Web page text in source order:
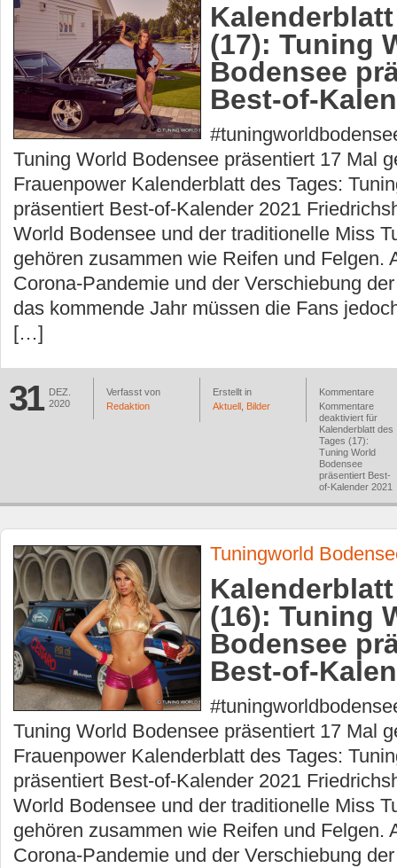
(17): Tuning
Bodensee
Best-of-
Tuning World Bodensee präsentiert 17 Mal
Frauenpower Kalenderblatt des Tages:
präsentiert Best-of-Kalender 2021
World Bodensee und der traditionelle Miss
gehören zusammen wie Reifen und Felgen.
Corona-Pandemie und der Verschiebung
das kommende Jahr müssen die Fans
[…]
31
DEZ.
2020
Verfasst von
Redaktion
Erstellt in
Aktuell Bilder
Kommentare
Kommentare
deaktiviert für
Kalenderblatt des
Tages (17):
Tuning World
Bodensee
präsentiert Best-
of-Kalender 2021
Tuningworld
(16): Tuning
Bodensee
Best-of-
Tuning World Bodensee präsentiert 17 Mal
Frauenpower Kalenderblatt des Tages:
präsentiert Best-of-Kalender 2021
World Bodensee und der traditionelle Miss
gehören zusammen wie Reifen und Felgen.
Corona-Pandemie und der Verschiebung